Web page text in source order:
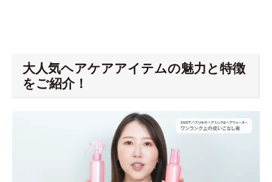
大人気ヘアケアアイテムの魅力と特徴
をご紹介！